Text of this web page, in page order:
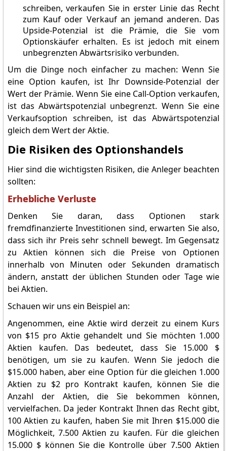
schreiben, verkaufen Sie in erster Linie das Recht
zum Kauf oder Verkauf an jemand anderen. Das
Upside-Potenzial ist die Prämie, die Sie vom
Optionskäufer erhalten. Es ist jedoch mit einem
unbegrenzten Abwärtsrisiko verbunden.
Um die Dinge noch einfacher zu machen: Wenn Sie
eine Option kaufen, ist Ihr Downside-Potenzial der
Wert der Prämie. Wenn Sie eine Call-Option verkaufen,
ist das Abwärtspotenzial unbegrenzt. Wenn Sie eine
Verkaufsoption schreiben, ist das Abwärtspotenzial
gleich dem Wert der Aktie.
Die Risiken des Optionshandels
Hier sind die wichtigsten Risiken, die Anleger beachten
sollten:
Erhebliche Verluste
Denken Sie daran, dass Optionen stark
fremdfinanzierte Investitionen sind, erwarten Sie also,
dass sich ihr Preis sehr schnell bewegt. Im Gegensatz
zu Aktien können sich die Preise von Optionen
innerhalb von Minuten oder Sekunden dramatisch
ändern, anstatt der üblichen Stunden oder Tage wie
bei Aktien.
Schauen wir uns ein Beispiel an:
Angenommen, eine Aktie wird derzeit zu einem Kurs
von $15 pro Aktie gehandelt und Sie möchten 1.000
Aktien kaufen. Das bedeutet, dass Sie 15.000 $
benötigen, um sie zu kaufen. Wenn Sie jedoch die
$15.000 haben, aber eine Option für die gleichen 1.000
Aktien zu $2 pro Kontrakt kaufen, können Sie die
Anzahl der Aktien, die Sie bekommen können,
vervielfachen. Da jeder Kontrakt Ihnen das Recht gibt,
100 Aktien zu kaufen, haben Sie mit Ihren $15.000 die
Möglichkeit, 7.500 Aktien zu kaufen. Für die gleichen
15.000 $ können Sie die Kontrolle über 7.500 Aktien